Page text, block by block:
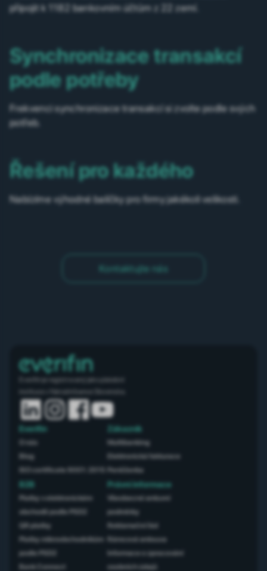
připojit k 1182 bankovním účtům z 22 zemí.
Synchronizace transakcí
podle potřeby
Frekvenci synchronizace transakcí si zvolte podle svých
potřeb.
Řešení pro každého
Nabízíme výhodné balíčky pro firmy jakékoli velikosti.
Kontaktujte nás
Everifin je registrovaný jako platební
instituce v Národní bance Slovenska.
Everifin
O nás
Blog
ISO certificate 9001: 2015
Zákazník
Multibanking
Elektronická fakturace
Peněženka
B2B
Platby v elektronickém
obchodě podle PSD2
QR platby
Platby mikroobchodníkům
podle PSD2
Bank Connect
Právní informace
Všeobecné smluvní
podmínky
Reklamační řád
Rámcová smlouva
Informace o zpracování
osobních údajů